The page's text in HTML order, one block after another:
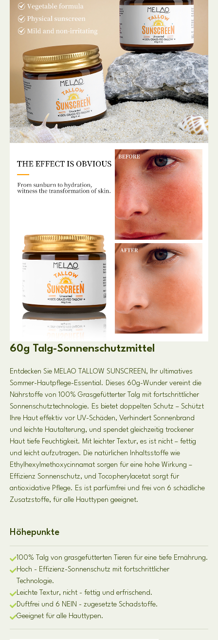
60g Talg-Sonnenschutzmittel
Entdecken Sie MELAO TALLOW SUNSCREEN, Ihr ultimatives
Sommer-Hautpflege-Essential. Dieses 60g-Wunder vereint die
Nährstoffe von 100% Grasgefütterter Talg mit fortschrittlicher
Sonnenschutztechnologie. Es bietet doppelten Schutz – Schützt
Ihre Haut effektiv vor UV-Schäden, Verhindert Sonnenbrand
und leichte Hautalterung, und spendet gleichzeitig trockener
Haut tiefe Feuchtigkeit. Mit leichter Textur, es ist nicht – fettig
und leicht aufzutragen. Die natürlichen Inhaltsstoffe wie
Ethylhexylmethoxycinnamat sorgen für eine hohe Wirkung –
Effizienz Sonnenschutz, und Tocopherylacetat sorgt für
antioxidative Pflege. Es ist parfümfrei und frei von 6 schädliche
Zusatzstoffe, für alle Hauttypen geeignet.
Höhepunkte
100% Talg von grasgefütterten Tieren für eine tiefe Ernährung.
Hoch - Effizienz-Sonnenschutz mit fortschrittlicher
Technologie.
Leichte Textur, nicht - fettig und erfrischend.
Duftfrei und 6 NEIN - zugesetzte Schadstoffe.
Geeignet für alle Hauttypen.